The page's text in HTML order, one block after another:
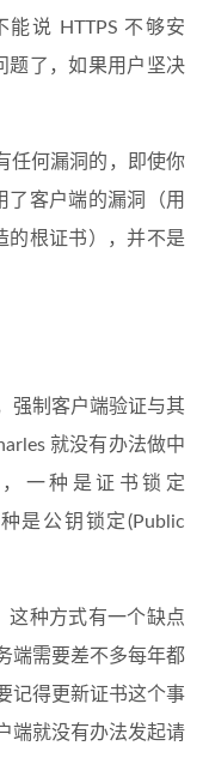
说 HTTPS 不够安
题了，如果用户坚决
任何漏洞的，即使你
了客户端的漏洞（用
的根证书），并不是
强制客户端验证与其
就没有办法做中
一种是证书锁定
是公钥锁定(Public
这种方式有一个缺点
端需要差不多每年都
记得更新证书这个事
端就没有办法发起请